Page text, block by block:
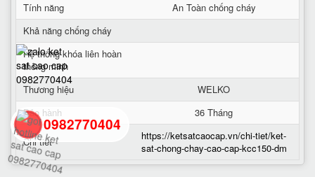
Tính năng
An Toàn chống cháy
Khả năng chống cháy
Hệ thống khóa liên hoàn
thông minh
Thương hiệu
WELKO
Bảo hành
36 Tháng
Chi tiết
https://ketsatcaocap.vn/chi-tiet/ket-
sat-chong-chay-cao-cap-kcc150-dm
0982770404
back